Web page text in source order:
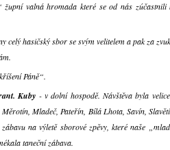
valná hromada které se od nás
celý hasičský sbor se svým velitelem a pak za
Páně“.
Kuby - v dolní hospodě. Návštěva byla
Mladeč, Pateřín, Bílá Lhota, Savín,
na výletě sborové zpěvy, které naše
taneční zábava.